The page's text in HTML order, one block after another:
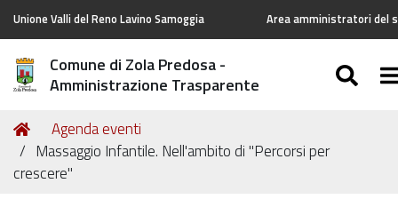
Unione Valli del Reno Lavino Samoggia Area amministratori del
Comune di Zola Predosa -
Amministrazione Trasparente
Tu
sei
qui:
Home
Agenda eventi
Massaggio Infantile. Nell'ambito di "Percorsi per
crescere"